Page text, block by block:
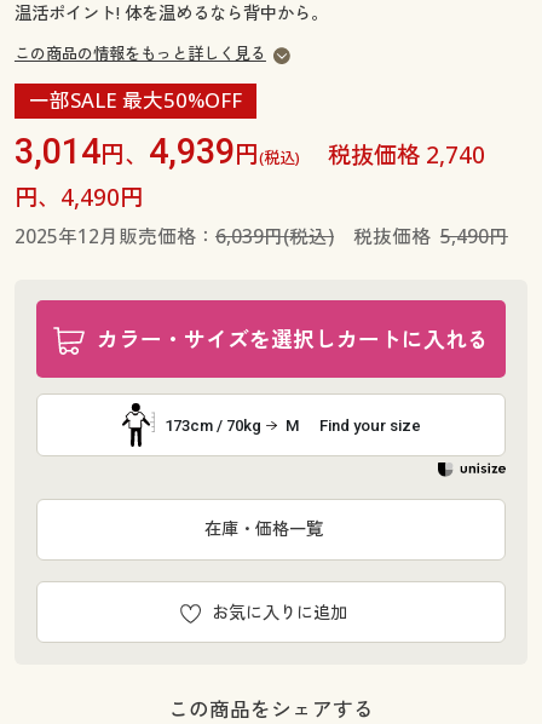
よくある質問とお問い合わせ
よくある質問とお問い合わせ
温活ポイント! 体を温めるなら背中から。
この商品の情報をもっと詳しく見る
一部SALE 最大50%OFF
3,014円、 4,939円(税込)
税抜価格 2,740
円、4,490円
2025年12月販売価格： 6,039円(税込)税抜価格 5,490円
カラー・サイズを選択しカートに入れる
173cm / 70kg M Find your size
お気に入りに追加
在庫・価格一覧
この商品をシェアする